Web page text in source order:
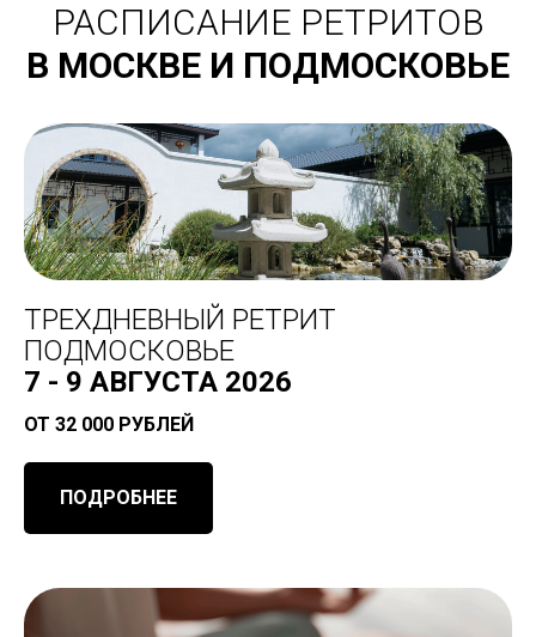
РАСПИСАНИЕ РЕТРИТОВ
В МОСКВЕ И ПОДМОСКОВЬЕ
ТРЕХДНЕВНЫЙ РЕТРИТ
ПОДМОСКОВЬЕ
7 - 9 АВГУСТА 2026
ОТ 32 000 РУБЛЕЙ
ПОДРОБНЕЕ